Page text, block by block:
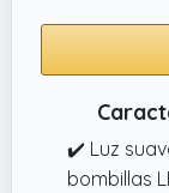
✔️ Luz
bombillas